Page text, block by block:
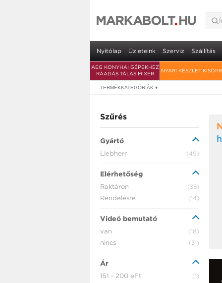
Nyitólap Üzleteink Szerviz Szállítás
AEG KONYHAI GÉPEKHEZ
RÁADÁS TÁLAS MIXER
NYÁRI KÉSZLET
TERMÉKKATEGÓRIÁK ▾
Szűrés
Gyártó
Liebherr (49)
Elérhetőség
Raktáron
(35)
Rendelésre
(14)
Videó bemutató
van
(18)
nincs
(31)
Ár
151 - 200 eFt
(1)